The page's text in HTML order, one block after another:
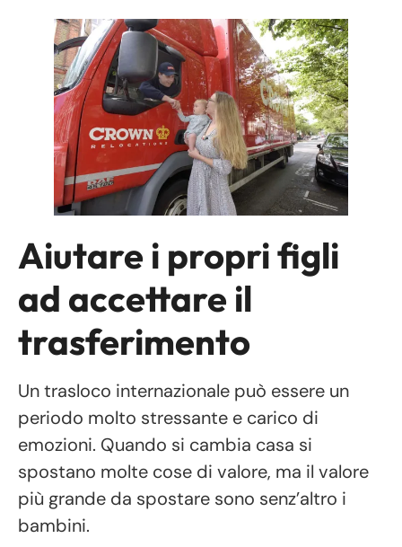
Aiutare i propri figli
ad accettare il
trasferimento
Un trasloco internazionale può essere un
periodo molto stressante e carico di
emozioni. Quando si cambia casa si
spostano molte cose di valore, ma il valore
più grande da spostare sono senz’altro i
bambini.